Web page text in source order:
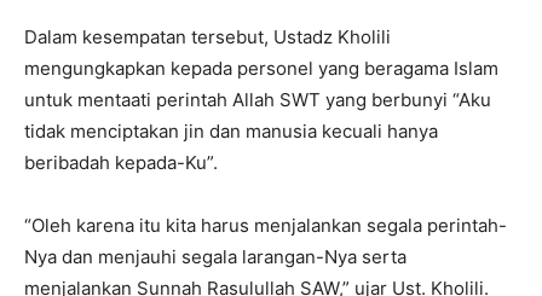
Dalam kesempatan tersebut, Ustadz Kholili
mengungkapkan kepada personel yang beragama Islam
untuk mentaati perintah Allah SWT yang berbunyi “Aku
tidak menciptakan jin dan manusia kecuali hanya
beribadah kepada-Ku”.
“Oleh karena itu kita harus menjalankan segala perintah-
Nya dan menjauhi segala larangan-Nya serta
menjalankan Sunnah Rasulullah SAW,” ujar Ust. Kholili.